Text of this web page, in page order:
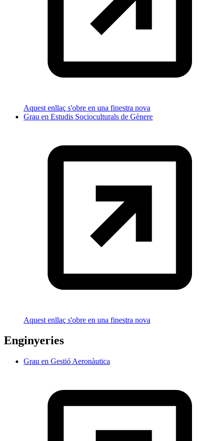
Aquest enllaç s'obre en una finestra nova
Grau en Estudis Socioculturals de Gènere
Aquest enllaç s'obre en una finestra nova
Enginyeries
Grau en Gestió Aeronàutica